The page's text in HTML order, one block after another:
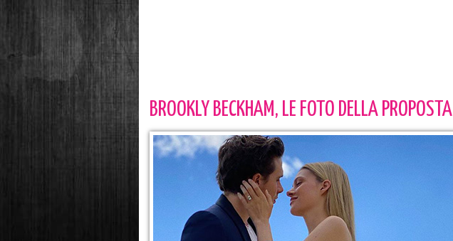
BROOKLY BECKHAM, LE FOTO DELLA PROPOSTA